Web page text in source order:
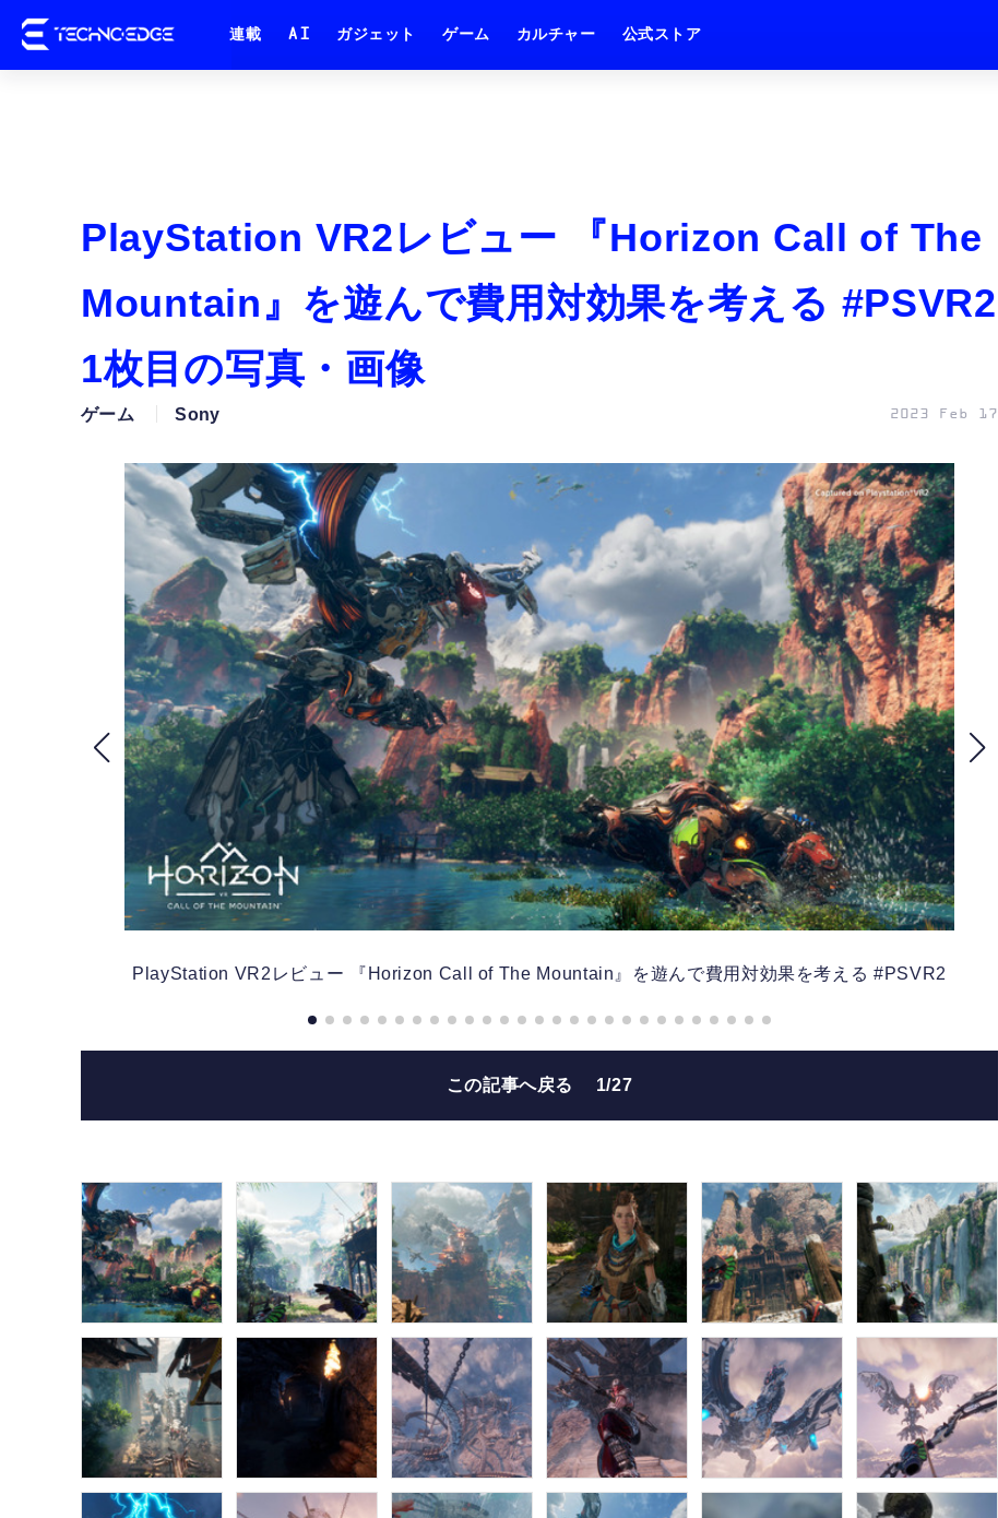
連載 AI ガジェット ゲーム カルチャー 公式ストア
PlayStation VR2レビュー 『Horizon Call of The
Mountain』を遊んで費用対効果を考える #PSVR2
1枚目の写真・画像
ゲーム Sony 2023 Feb 17
PlayStation VR2レビュー 『Horizon Call of The Mountain』を遊んで費用対効果を考える #PSVR2
この記事へ戻る 1/27